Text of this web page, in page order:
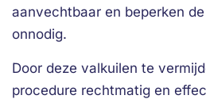
aanvechtbaar en beperken
onnodig.
Door deze valkuilen te
procedure rechtmatig en